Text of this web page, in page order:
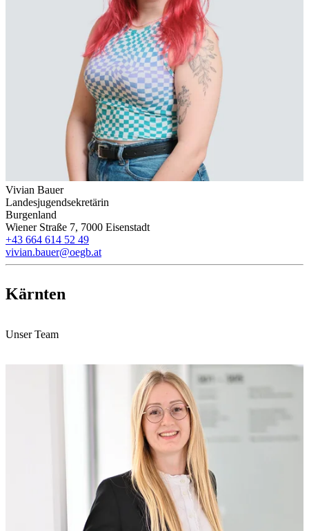
Vivian Bauer
Landesjugendsekretärin
Burgenland
Wiener Straße 7, 7000 Eisenstadt
+43 664 614 52 49
vivian.bauer@oegb.at
Kärnten
Unser Team